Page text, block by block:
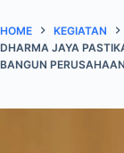
HOME
KEGIATAN
DHARMA JAYA
BANGUN PERUSAHAAN